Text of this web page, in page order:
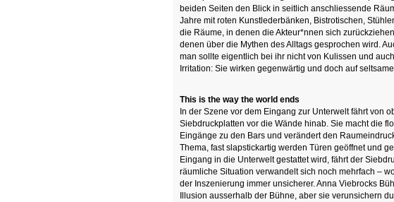
beiden Seiten den Blick in seitlich anschliessende
Jahre mit roten Kunstlederbänken, Bistrotischen,
die Räume, in denen die Akteur*nnen sich
denen über die Mythen des Alltags gesprochen wird.
man sollte eigentlich bei ihr nicht von Kulissen und
Irritation: Sie wirken gegenwärtig und doch auf
This is the way the world ends
In der Szene vor dem Eingang zur Unterwelt fährt von
Siebdruckplatten vor die Wände hinab. Sie macht die
Eingänge zu den Bars und verändert den
Thema, fast slapstickartig werden Türen geöffnet und
Eingang in die Unterwelt gestattet wird, fährt der
räumliche Situation verwandelt sich noch mehrfach –
der Inszenierung immer unsicherer. Anna Viebrocks
Illusion ausserhalb der Bühne, aber sie verunsichern